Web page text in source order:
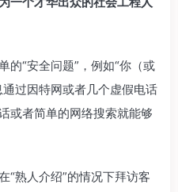
的“安全问题”，例如“你（或
过因特网或者几个虚假电话
或者简单的网络搜索就能够
“熟人介绍”的情况下拜访客